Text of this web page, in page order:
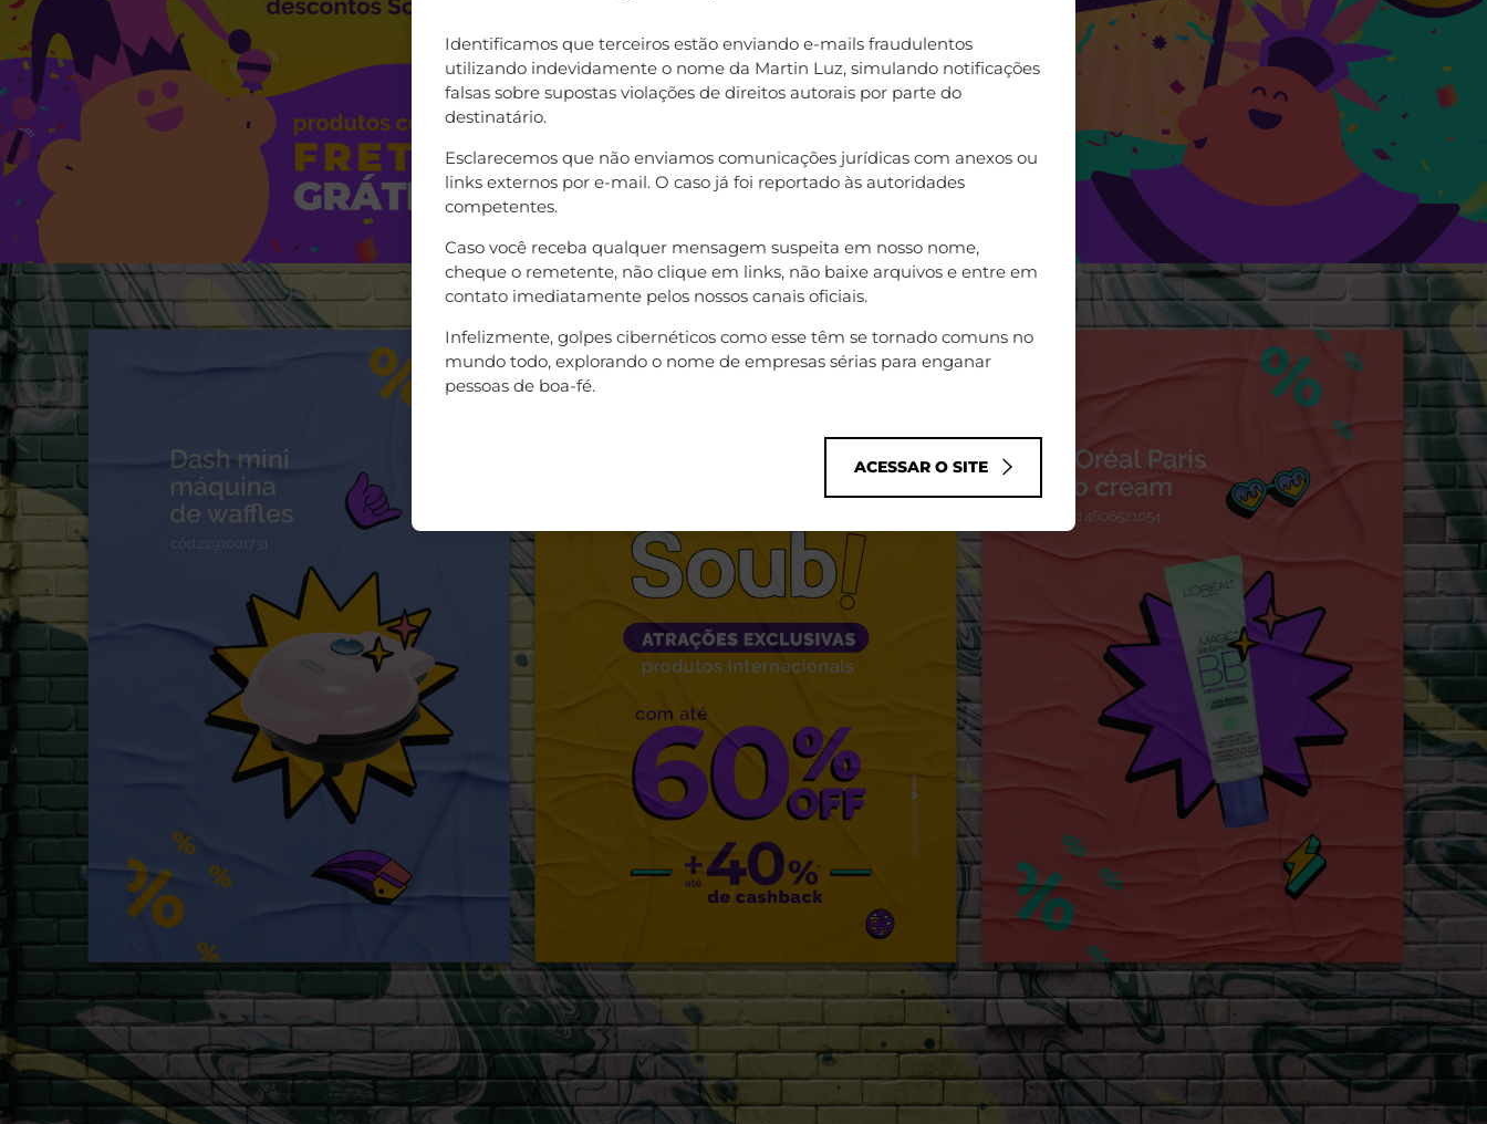
Identificamos que terceiros estão enviando e-mails fraudulentos
utilizando indevidamente o nome da Martin Luz, simulando notificações
falsas sobre supostas violações de direitos autorais por parte do
destinatário.
Esclarecemos que não enviamos comunicações jurídicas com anexos ou
links externos por e-mail. O caso já foi reportado às autoridades
competentes.
Caso você receba qualquer mensagem suspeita em nosso nome,
cheque o remetente, não clique em links, não baixe arquivos e entre em
contato imediatamente pelos nossos canais oficiais.
Infelizmente, golpes cibernéticos como esse têm se tornado comuns no
mundo todo, explorando o nome de empresas sérias para enganar
pessoas de boa-fé.
ACESSAR O SITE